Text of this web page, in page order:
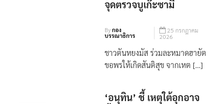
จุดตรวจบูเก๊ะซามี
Byกอง
บรรณาธิการ
25 กรกฎาคม
2026
ชาวตันหยงมัส ร่วมละหมาดฮายัต
ขอพรให้เกิดสันติสุข จากเหต […]
‘อนุทิน’ ชี้ เหตุใต้อุกอาจ